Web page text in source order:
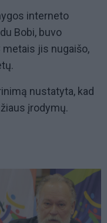
interneto
Bobi, buvo
metais jis nugaišo,
nustatyta, kad
įrodymų.